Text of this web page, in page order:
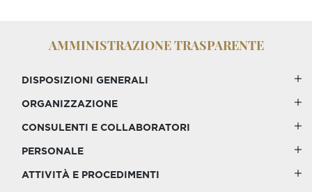
AMMINISTRAZIONE TRASPARENTE
DISPOSIZIONI GENERALI
ORGANIZZAZIONE
CONSULENTI E COLLABORATORI
PERSONALE
ATTIVITÀ E PROCEDIMENTI